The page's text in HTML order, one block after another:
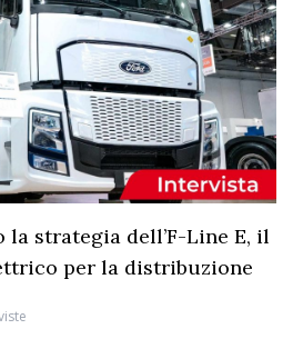
la strategia dell’F-Line E, il
per la distribuzione